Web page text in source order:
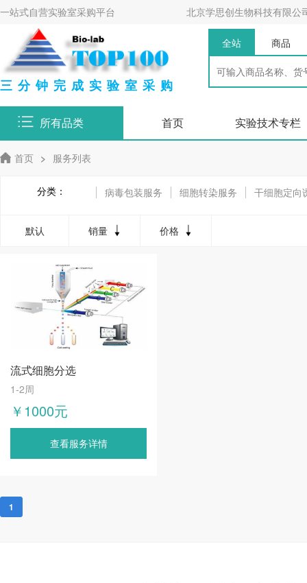
一站式自营实验室采购平台 北京学思创生物科技有限公
三分钟完成实验室采购
全站 商品
所有品类 首页 实验技术专栏
首页 > 服务列表
分类： 病毒包装服务 细胞转染服务
干细胞定向
单细胞分析相关服务
默认 销量 价格
流式细胞分选
1-2周
￥1000元
查看服务详情
1